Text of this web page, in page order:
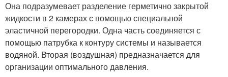
Она подразумевает разделение герметично закрытой
жидкости в 2 камерах с помощью специальной
эластичной перегородки. Одна часть соединяется с
помощью патрубка к контуру системы и называется
водяной. Вторая (воздушная) предназначается для
организации оптимального давления.